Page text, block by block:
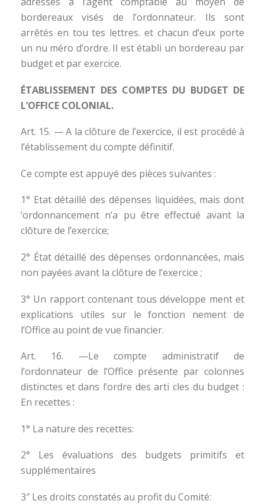
bordereaux visés de l’ordonnateur. Ils sont
arrêtés en tou tes lettres. et chacun d’eux porte
un nu méro d’ordre. Il est établi un bordereau par
budget et par exercice.
ÉTABLISSEMENT DES COMPTES DU BUDGET DE
L’OFFICE COLONIAL.
Art. 15. — A la clôture de l’exercice, il est procédé à
l’établissement du compte définitif.
Ce compte est appuyé des pièces suivantes :
1° Etat détaillé des dépenses liquidées, mais dont
‘ordonnancement n’a pu être effectué avant la
clôture de l’exercice;
2° État détaillé des dépenses ordonnancées, mais
non payées avant la clôture de l’exercice ;
3° Un rapport contenant tous développe ment et
explications utiles sur le fonction nement de
l’Office au point de vue financier.
Art. 16. —Le compte administratif de
l’ordonnateur de l’Office présente par colonnes
distinctes et dans l’ordre des arti cles du budget :
En recettes :
1° La nature des recettes:
2° Les évaluations des budgets primitifs et
supplémentaires
3″ Les droits constatés au profit du Comité: